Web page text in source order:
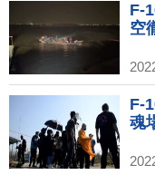
F-
空
F-
魂